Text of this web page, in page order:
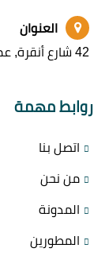
العنوان
42 شارع أنقرة, عمارات شيراتون, النزهة
روابط مهمة
اتصل بنا
من نحن
المدونة
المطورين